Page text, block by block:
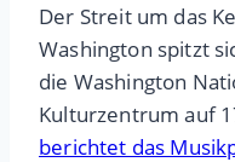
Der Streit um das
Washington spitzt
die Washington
Kulturzentrum auf
berichtet das